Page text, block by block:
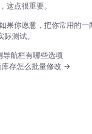
这点很重要。
果你愿意，把你常用的
测试。
航栏有哪些选项
存怎么批量修改 →